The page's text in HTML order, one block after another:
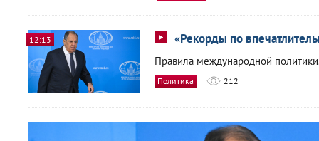
12:13 «Рекорды по
Правила международной
Политика 212